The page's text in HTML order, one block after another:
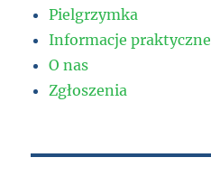
Pielgrzymka
Informacje praktyczne
O nas
Zgłoszenia